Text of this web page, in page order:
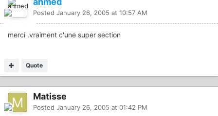
Posted January 26, 2005 at 10:57 AM
merci .vraiment c'une super section
Quote
Matisse
Posted January 26, 2005 at 01:42 PM